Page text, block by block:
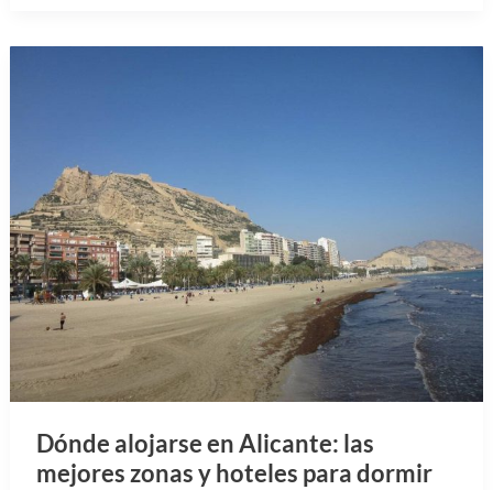
Dónde alojarse en Alicante: las
mejores zonas y hoteles para dormir